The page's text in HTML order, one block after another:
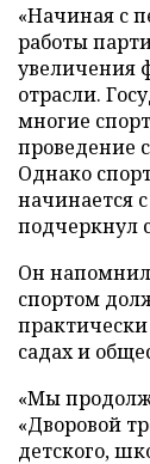
«Начиная с
работы
увеличения
отрасли.
многие
проведение
Однако
начинается
подчеркнул
Он
спортом
практически
садах и
«Мы
«Дворовой
детского,